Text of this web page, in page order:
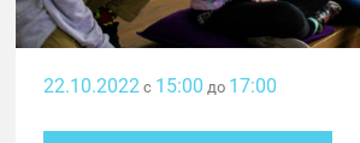
22.10.2022с 15:00 до 17:00